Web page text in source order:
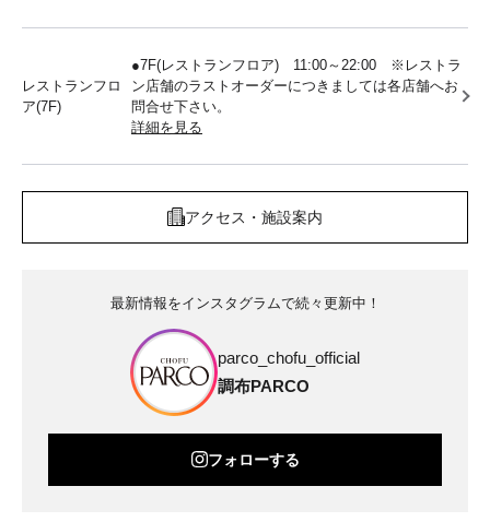
レストランフロ
ア(7F)
●7F(レストランフロア) 11:00～22:00 ※レストラ
ン店舗のラストオーダーにつきましては各店舗へお
問合せ下さい。
詳細を見る
アクセス・施設案内
最新情報をインスタグラムで続々更新中！
parco_chofu_official
調布PARCO
フォローする